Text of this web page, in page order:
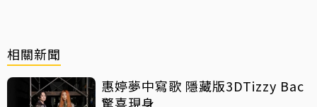
相關新聞
惠婷夢中寫歌 隱藏版3DTizzy Bac
驚喜現身